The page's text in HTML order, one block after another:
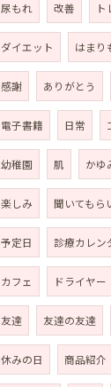
尿もれ 改善 ト
ダイエット はまり
感謝 ありがとう
電子書籍 日常
幼稚園 肌 かゆ
楽しみ 聞いてもら
予定日 診療カレン
カフェ ドライヤー
友達 友達の友達
休みの日 商品紹介